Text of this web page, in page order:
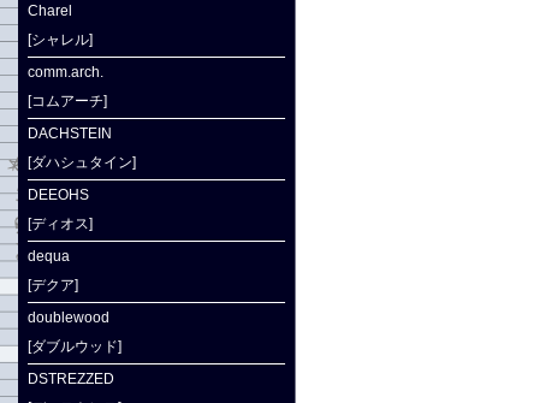
Charel
[シャレル]
comm.arch.
[コムアーチ]
DACHSTEIN
[ダハシュタイン]
DEEOHS
[ディオス]
dequa
[デクア]
doublewood
[ダブルウッド]
DSTREZZED